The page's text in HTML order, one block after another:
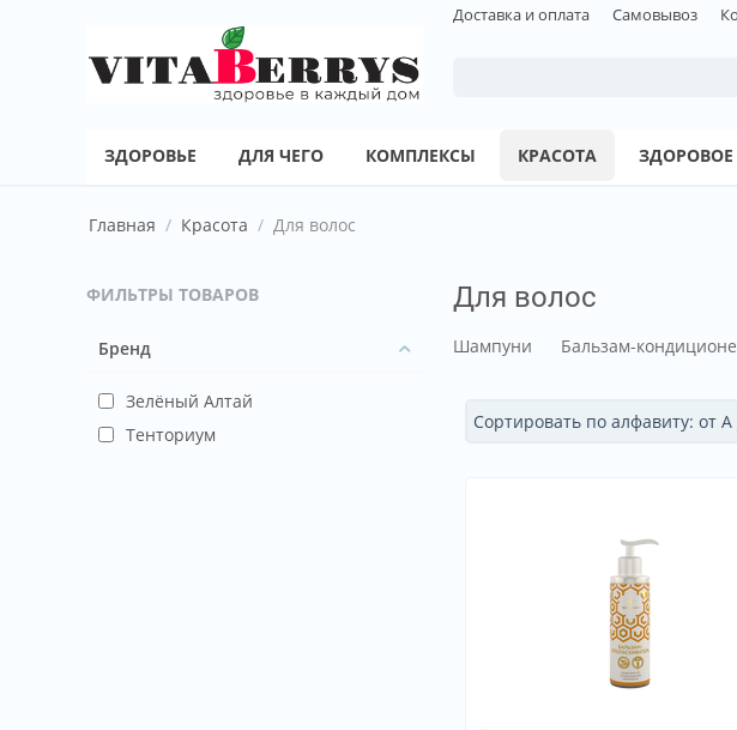
Доставка и оплата Самовывоз
ЗДОРОВЬЕ ДЛЯ ЧЕГО КОМПЛЕКСЫ КРАСОТА
Главная / Красота / Для волос
ФИЛЬТРЫ ТОВАРОВ
Бренд
Зелёный Алтай
Тенториум
Для волос
Шампуни Бальзам-
Сортировать по алфавиту: от А